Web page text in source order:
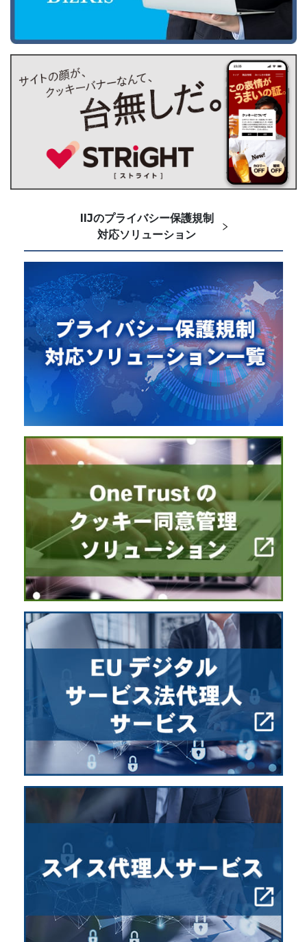
IIJのプライバシー保護規制
対応ソリューション